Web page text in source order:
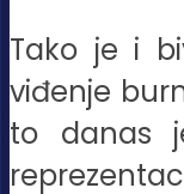
Tako je i
viđenje
to danas